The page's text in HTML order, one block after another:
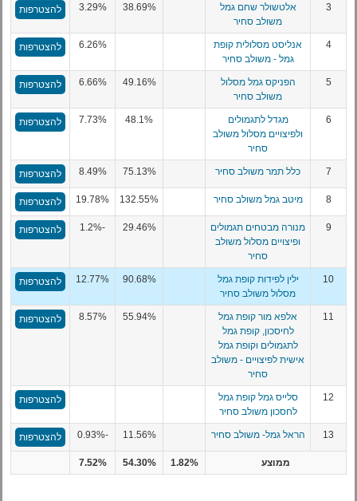
3
אלטשולר שחם גמל
משולב סחיר
38.69%
3.29% להצטרפות
4
אנליסט מסלולית קופת
גמל - משולב סחיר
6.26% להצטרפות
5
הפניקס גמל מסלול
משולב סחיר
49.16%
6.66% להצטרפות
6
מגדל לתגמולים
ולפיצויים מסלול משולב
סחיר
48.1%
7.73% להצטרפות
7 כלל תמר משולב סחיר 75.13%
8.49% להצטרפות
8 מיטב גמל משולב סחיר 132.55%
19.78% להצטרפות
9
מנורה מבטחים תגמולים
ופיצויים מסלול משולב
סחיר
29.46%
-1.2% להצטרפות
10
ילין לפידות קופת גמל
מסלול משולב סחיר
90.68%
12.77% להצטרפות
11
אלפא מור קופת גמל
לחיסכון, קופת גמל
לתגמולים וקופת גמל
אישית לפיצויים - משולב
סחיר
55.94%
8.57% להצטרפות
12
סלייס גמל קופת גמל
לחסכון משולב סחיר
להצטרפות
13 הראל גמל- משולב סחיר 11.56%
-0.93% להצטרפות
ממוצע 1.82%
54.30%
7.52%